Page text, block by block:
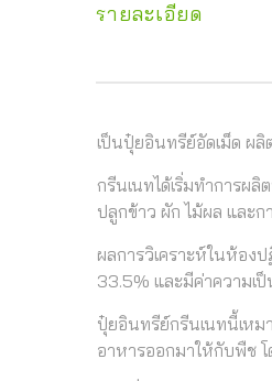
รายละเอียด
เป็นปุ๋ยอินทรีย์อัดเม็ด ผ
กรีนเนทได้เริ่มทำการผ
ปลูกข้าว ผัก ไม้ผล และก
ผลการวิเคราะห์ในห้อง
33.5% และมีค่าความเ
ปุ๋ยอินทรีย์กรีนเนทนี้เหม
อาหารออกมาให้กับพืช